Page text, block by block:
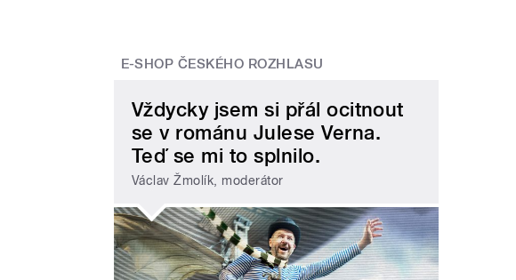
E-SHOP ČESKÉHO ROZHLASU
Vždycky jsem si přál ocitnout
se v románu Julese Verna.
Teď se mi to splnilo.
Václav Žmolík, moderátor